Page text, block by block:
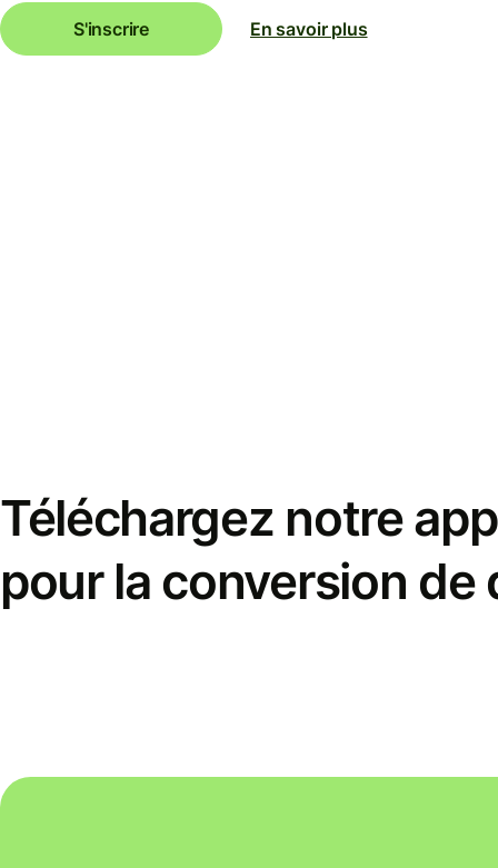
S'inscrire En savoir plus
Téléchargez notre
pour la conversion de